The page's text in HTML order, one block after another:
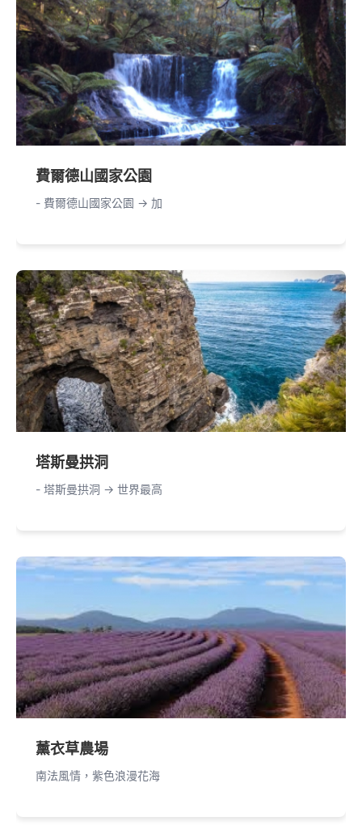
費爾德山國家公園
- 費爾德山國家公園 -> 加
塔斯曼拱洞
- 塔斯曼拱洞 -> 世界最高
薰衣草農場
南法風情，紫色浪漫花海